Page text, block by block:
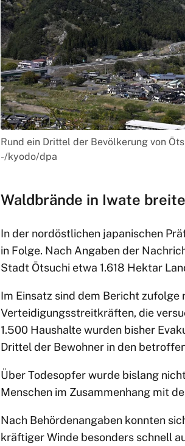
Rund ein Drittel der Bevölkerung von
-/kyodo/dpa
Waldbrände in Iwate
In der nordöstlichen japanischen
in Folge. Nach Angaben der
Stadt Ōtsuchi etwa 1.618 Hektar
Im Einsatz sind dem Bericht zufolge
Verteidigungsstreitkräften, die
1.500 Haushalte wurden bisher
Drittel der Bewohner in den
Über Todesopfer wurde bislang
Menschen im Zusammenhang mit
Nach Behördenangaben konnten
kräftiger Winde besonders schnell